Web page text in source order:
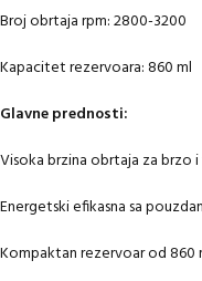
Broj obrtaja rpm: 2800-3200
Kapacitet rezervoara: 860 ml
Glavne prednosti:
Visoka brzina obrtaja za brzo
Energetski efikasna sa
Kompaktan rezervoar od 860